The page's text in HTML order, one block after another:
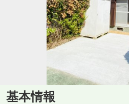
基本情報